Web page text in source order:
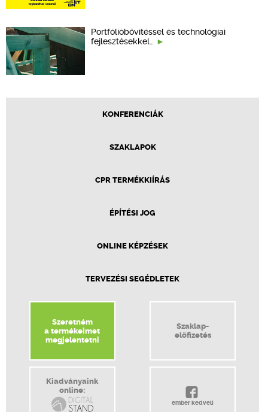
Portfólióbővítéssel és technológiai
fejlesztésekkel…
KONFERENCIÁK
SZAKLAPOK
CPR TERMÉKKIÍRÁS
ÉPÍTÉSI JOG
ONLINE KÉPZÉSEK
TERVEZÉSI SEGÉDLETEK
Szeretném
a termékeimet
megjelentetni
Szaklap-
előfizetés
Kiadványaink
online:
ember kedveli